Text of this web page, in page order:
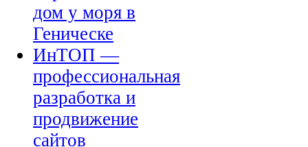
дом у моря в
Геническе
ИнТОП —
профессиональная
разработка и
продвижение
сайтов